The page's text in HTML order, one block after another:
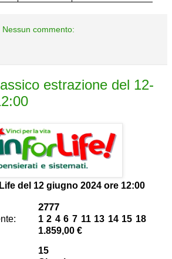
Nessun commento:
estrazione del 12-
del 12 giugno 2024 ore 12:00
2777
1 2 4 6 7 11 13 14 15 18
1.859,00 €
15